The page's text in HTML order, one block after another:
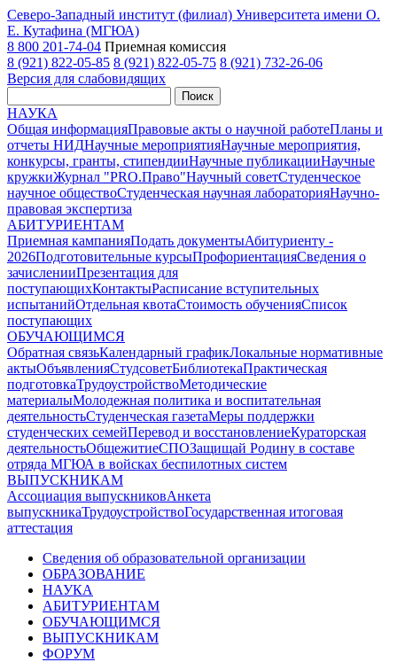
Северо-Западный институт (филиал) Университета имени О.
Е. Кутафина (МГЮА)
8 800 201-74-04 Приемная комиссия
8 (921) 822-05-85 8 (921) 822-05-75 8 (921) 732-26-06
Версия для слабовидящих
Поиск
НАУКА
Общая информацияПравовые акты о научной работеПланы и
отчеты НИДНаучные мероприятияНаучные мероприятия,
конкурсы, гранты, стипендииНаучные публикацииНаучные
кружкиЖурнал "PRO.Право"Научный советСтуденческое
научное обществоСтуденческая научная лабораторияНаучно-
правовая экспертиза
АБИТУРИЕНТАМ
Приемная кампанияПодать документыАбитуриенту -
2026Подготовительные курсыПрофориентацияСведения о
зачисленииПрезентация для
поступающихКонтактыРасписание вступительных
испытанийОтдельная квотаСтоимость обученияCписок
поступающих
ОБУЧАЮЩИМСЯ
Обратная связьКалендарный графикЛокальные нормативные
актыОбъявленияСтудсоветБиблиотекаПрактическая
подготовкаТрудоустройствоМетодические
материалыМолодежная политика и воспитательная
деятельностьСтуденческая газетаМеры поддержки
студенческих семейПеревод и восстановлениеКураторская
деятельностьОбщежитиеСПОЗащищай Родину в составе
отряда МГЮА в войсках беспилотных систем
ВЫПУСКНИКАМ
Ассоциация выпускниковАнкета
выпускникаТрудоустройствоГосударственная итоговая
аттестация
Сведения об образовательной организации
ОБРАЗОВАНИЕ
НАУКА
АБИТУРИЕНТАМ
ОБУЧАЮЩИМСЯ
ВЫПУСКНИКАМ
ФОРУМ